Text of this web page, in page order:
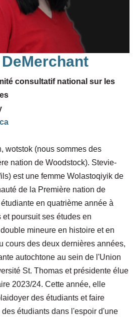
consultatif national sur les
wotstok (nous sommes des
nation de Woodstock). Stevie-
est une femme Wolastoqiyik de
de la Première nation de
en quatrième année à
et poursuit ses études en
mineure en histoire et en
cours des deux dernières années,
autochtone au sein de l'Union
St. Thomas et présidente élue
2023/24. Cette année, elle
des étudiants et faire
étudiants dans l'espoir d'une